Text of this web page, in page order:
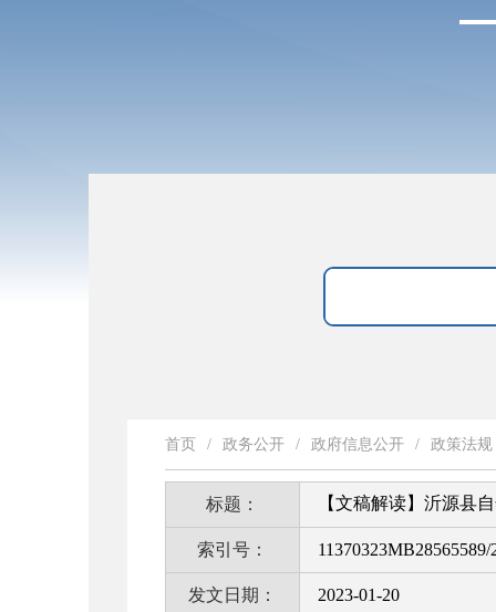
首页 / 政务公开 / 政府信息公开 / 政策法规
标题： 【文稿解读】沂源县
索引号： 11370323MB28565589/
发文日期： 2023-01-20